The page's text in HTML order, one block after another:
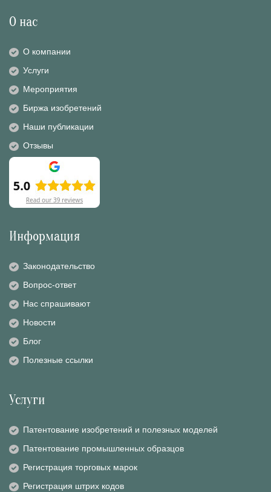
О нас
О компании
Услуги
Мероприятия
Биржа изобретений
Наши публикации
Отзывы
Информация
Законодательство
Вопрос-ответ
Нас спрашивают
Новости
Блог
Полезные ссылки
Услуги
Патентование изобретений и полезных моделей
Патентование промышленных образцов
Регистрация торговых марок
Регистрация штрих кодов